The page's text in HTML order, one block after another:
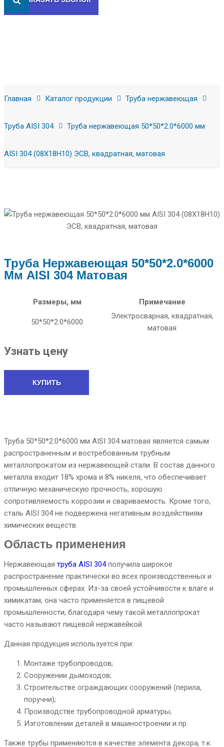
Главная Каталог продукции Труба нержавеющая
Труба AISI 304 Труба нержавеющая 50*50*2.0*6000 мм
AISI 304 (08Х18Н10) ЭСВ, квадратная, матовая
Труба Нержавеющая 50*50*2.0*6000
Мм AISI 304 Матовая
Размеры, мм Примечание
50*50*2.0*6000
Электросварная, квадратная,
матовая
Узнать цену
КУПИТЬ
Труба 50*50*2.0*6000 мм AISI 304 матовая является самым
распространенным и востребованным трубным
металлопрокатом из нержавеющей стали. В состав данного
металла входит 18% хрома и 8% никеля, что обеспечивает
отличную механическую прочность, хорошую
сопротивляемость коррозии и свариваемость. Кроме того,
сталь AISI 304 не подвержена негативным воздействиям
химических веществ.
Область применения
Нержавеющая труба AISI 304получила широкое
распространение практически во всех производственных и
промышленных сферах. Из-за своей устойчивости к влаге и
химикатам, она часто применяется в пищевой
промышленности, благодаря чему такой металлопрокат
часто называют пищевой нержавейкой.
Данная продукция используется при:
Монтаже трубопроводов;
Сооружении дымоходов;
Строительстве ограждающих сооружений (перила,
поручни);
Производстве трубопроводной арматуры;
Изготовлении деталей в машиностроении и пр.
Также трубы применяются в качестве элемента декора, т.к.